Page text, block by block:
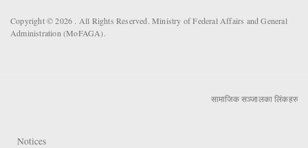
Copyright © 2026 . All Rights Reserved. Ministry of Federal Affairs and General
Administration (MoFAGA).
सामाजिक सञ्जालका लिंकहरु
Notices